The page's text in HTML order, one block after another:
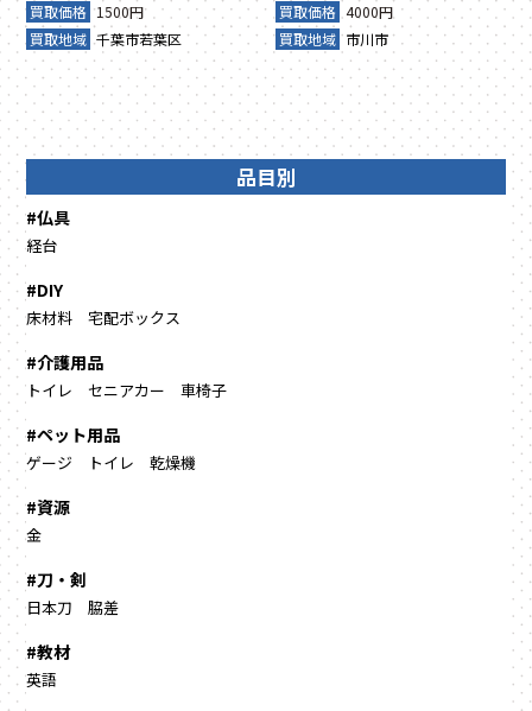
買取価格 1500円
買取地域 千葉市若葉区
買取価格 4000円
買取地域 市川市
品目別
#仏具
経台
#DIY
床材料 宅配ボックス
#介護用品
トイレ セニアカー 車椅子
#ペット用品
ゲージ トイレ 乾燥機
#資源
金
#刀・剣
日本刀 脇差
#教材
英語